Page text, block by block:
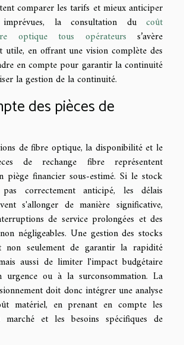
comparer les tarifs et mieux anticiper
la consultation du coût
optique tous opérateurs s’avère
utile, en offrant une vision complète des
en compte pour garantir la continuité
la gestion de la continuité.
des pièces de
de fibre optique, la disponibilité et le
de rechange fibre représentent
piège financier sous-estimé. Si le stock
correctement anticipé, les délais
s'allonger de manière significative,
de service prolongées et des
négligeables. Une gestion des stocks
non seulement de garantir la rapidité
aussi de limiter l'impact budgétaire
ou à la surconsommation. La
doit donc intégrer une analyse
matériel, en prenant en compte les
marché et les besoins spécifiques de